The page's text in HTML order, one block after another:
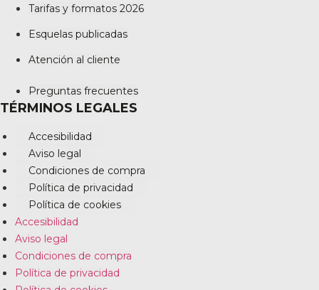
Tarifas y formatos 2026
Esquelas publicadas
Atención al cliente
Preguntas frecuentes
TÉRMINOS LEGALES
Accesibilidad
Aviso legal
Condiciones de compra
Política de privacidad
Política de cookies
Accesibilidad
Aviso legal
Condiciones de compra
Política de privacidad